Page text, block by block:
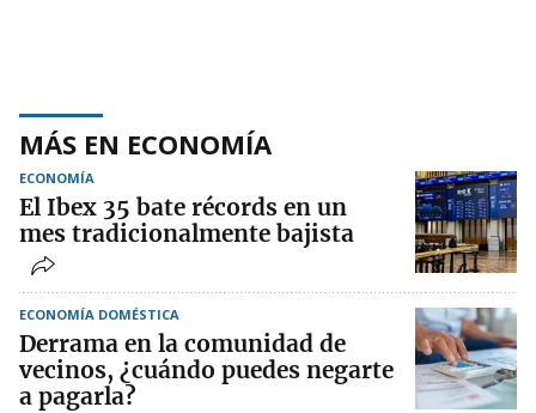
MÁS EN ECONOMÍA
ECONOMÍA
El Ibex 35 bate récords en un
mes tradicionalmente bajista
ECONOMÍA DOMÉSTICA
Derrama en la comunidad de
vecinos, ¿cuándo puedes negarte
a pagarla?